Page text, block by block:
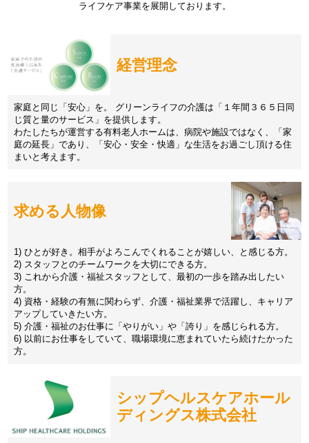
ライフケア事業を展開しております。
経営理念
家庭と同じ「安心」を。 グリーンライフの介護は「１年間３６５日同
じ質と量のサービス」を提供します。
わたしたちが運営する有料老人ホームは、病院や施設ではなく、「家
庭の延長」であり、「安心・安全・快適」な生活をお過ごし頂ける住
まいと考えます。
求める人物像
1) ひとが好き。相手がよろこんでくれることが嬉しい、と感じる方。
2) スタッフとのチームワークを大切にできる方。
3) これから介護・福祉スタッフとして、最初の一歩を踏み出したい
方。
4) 資格・経験の有無に関わらず、介護・福祉業界で活躍し、キャリア
アップしていきたい方。
5) 介護・福祉のお仕事に「やりがい」や「誇り」を感じられる方。
6) 以前にお仕事をしていて、職場環境に恵まれていたら続けたかった
方。
シップヘルスケアホール
ディングス株式会社